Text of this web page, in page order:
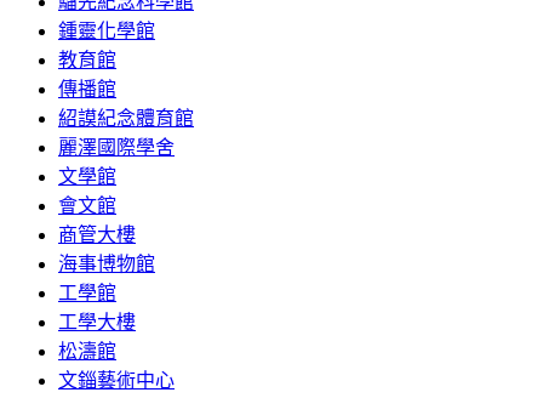
鍾靈化學館
教育館
傳播館
紹謨紀念體育館
麗澤國際學舍
文學館
會文館
商管大樓
海事博物館
工學館
工學大樓
松濤館
文錙藝術中心